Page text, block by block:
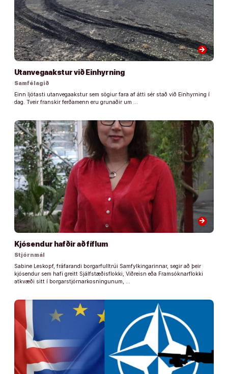
arrow_forward
Utanvegaakstur við Einhyrning
Samfélagið
Einn ljótasti utanvegaakstur sem sögiur fara af átti sér stað við Einhyrning í
dag. Tveir franskir ferðamenn eru grunaðir um …
arrow_forward
Kjósendur hafðir að fíflum
Stjórnmál
Sabine Leskopf, fráfarandi borgarfulltrúi Samfylkingarinnar, segir að þeir
kjósendur sem hafi greitt Sjálfstæðisflokki, Viðreisn eða Framsóknarflokki
atkvæði sitt í borgarstjórnarkosningunum, …